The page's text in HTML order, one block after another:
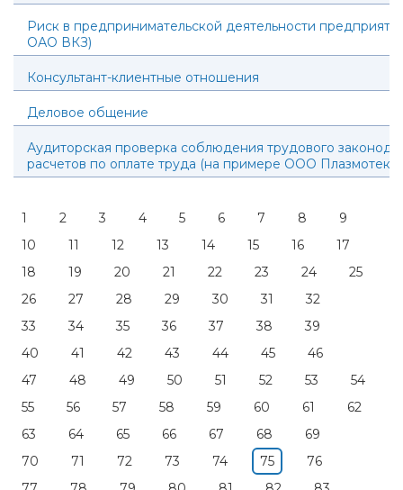
Риск в предпринимательской деятельности
ОАО ВКЗ)
Консультант-клиентные отношения
Деловое общение
Аудиторская проверка соблюдения трудового
расчетов по оплате труда (на примере ООО Плазмотек)
1 2 3 4 5 6 7 8
9
10
11 12 13 14 15 16
17
18
19 20 21 22 23 24
25
26
27 28 29 30 31
32
33
34 35 36 37 38
39
40
41 42 43 44 45
46
47
48 49 50 51 52 53
54
55
56 57 58 59 60 61
62
63
64 65 66 67 68
69
70
71 72 73 74 75
76